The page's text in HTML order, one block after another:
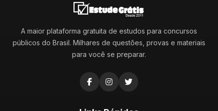
A maior plataforma gratuita de estudos para concursos
públicos do Brasil. Milhares de questões, provas e materiais
para você se preparar.